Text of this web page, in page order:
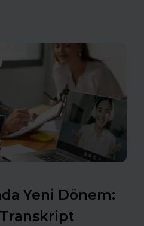
Yeni Dönem: